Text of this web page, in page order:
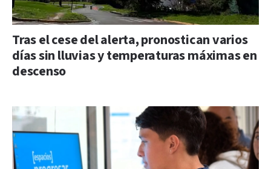
Tras el cese del alerta, pronostican varios
días sin lluvias y temperaturas máximas en
descenso